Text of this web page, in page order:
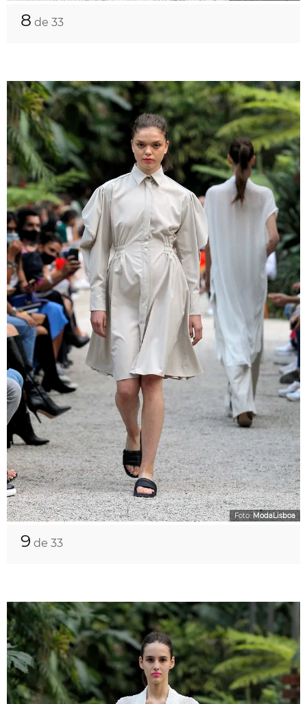
8 de 33
Foto:ModaLisboa
9 de 33